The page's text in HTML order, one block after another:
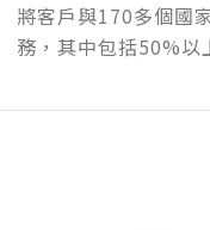
將客戶與170多個國
務，其中包括50%以